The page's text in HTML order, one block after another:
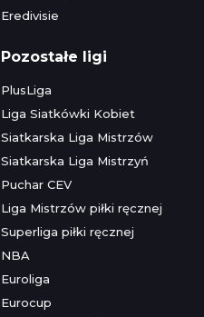
Eredivisie
Pozostałe ligi
PlusLiga
Liga Siatkówki Kobiet
Siatkarska Liga Mistrzów
Siatkarska Liga Mistrzyń
Puchar CEV
Liga Mistrzów piłki ręcznej
Superliga piłki ręcznej
NBA
Euroliga
Eurocup